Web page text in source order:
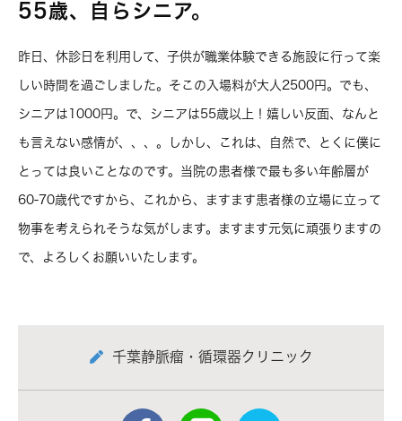
55歳、自らシニア。
昨日、休診日を利用して、子供が職業体験できる施設に行って楽
しい時間を過ごしました。そこの入場料が大人2500円。でも、
シニアは1000円。で、シニアは55歳以上！嬉しい反面、なんと
も言えない感情が、、、。しかし、これは、自然で、とくに僕に
とっては良いことなのです。当院の患者様で最も多い年齢層が
60-70歳代ですから、これから、ますます患者様の立場に立って
物事を考えられそうな気がします。ますます元気に頑張りますの
で、よろしくお願いいたします。
千葉静脈瘤・循環器クリニック